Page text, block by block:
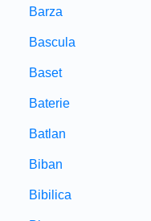
Barza
Bascula
Baset
Baterie
Batlan
Biban
Bibilica